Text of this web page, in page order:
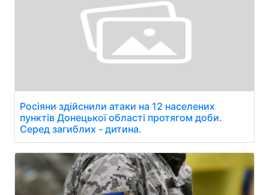
Росіяни здійснили атаки на 12 населених
пунктів Донецької області протягом доби.
Серед загиблих - дитина.